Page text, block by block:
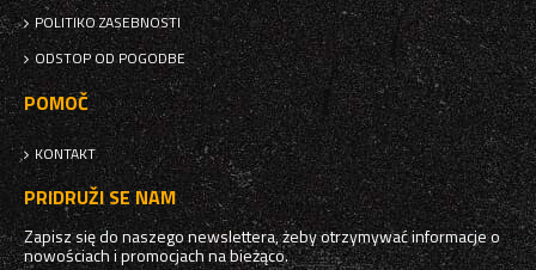
POLITIKO ZASEBNOSTI
ODSTOP OD POGODBE
POMOČ
KONTAKT
PRIDRUŽI SE NAM
Zapisz się do naszego newslettera, żeby otrzymywać informacje o
nowościach i promocjach na bieżąco.